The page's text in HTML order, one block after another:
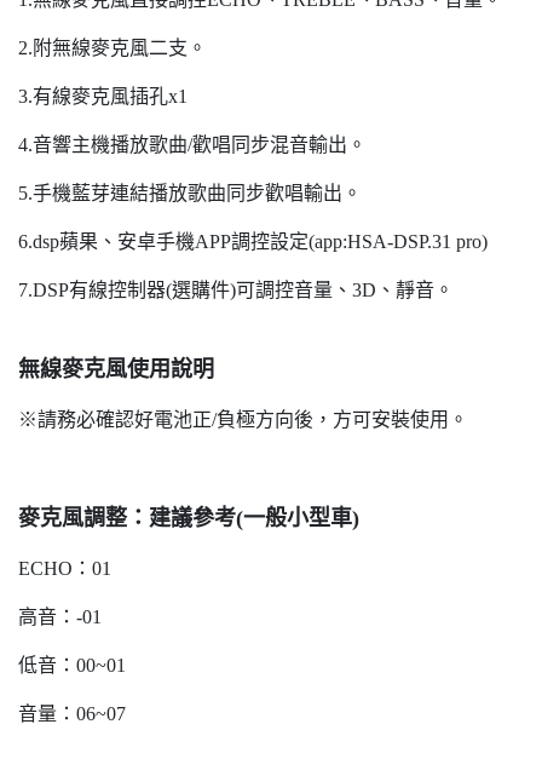
2.附無線麥克風二支。
3.有線麥克風插孔x1
4.音響主機播放歌曲/歡唱同步混音輸出。
5.手機藍芽連結播放歌曲同步歡唱輸出。
6.dsp蘋果、安卓手機APP調控設定(app:HSA-DSP.31 pro)
7.DSP有線控制器(選購件)可調控音量、3D、靜音。
無線麥克風使用說明
※請務必確認好電池正/負極方向後，方可安裝使用。
麥克風調整：建議參考(一般小型車)
ECHO：01
高音：-01
低音：00~01
音量：06~07